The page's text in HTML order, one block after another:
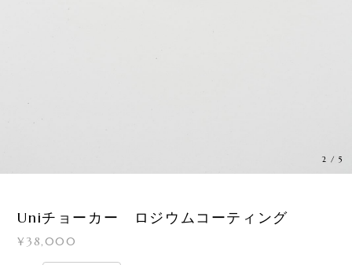
2 /5
Uniチョーカー ロジウムコーティング
¥38,000